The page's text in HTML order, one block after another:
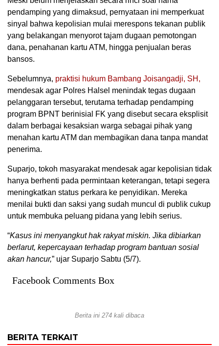
pendamping yang dimaksud, pernyataan ini memperkuat
sinyal bahwa kepolisian mulai merespons tekanan publik
yang belakangan menyorot tajam dugaan pemotongan
dana, penahanan kartu ATM, hingga penjualan beras
bansos.
Sebelumnya, praktisi hukum Bambang Joisangadji, SH,
mendesak agar Polres Halsel menindak tegas dugaan
pelanggaran tersebut, terutama terhadap pendamping
program BPNT berinisial FK yang disebut secara eksplisit
dalam berbagai kesaksian warga sebagai pihak yang
menahan kartu ATM dan membagikan dana tanpa mandat
penerima.
Suparjo, tokoh masyarakat mendesak agar kepolisian tidak
hanya berhenti pada permintaan keterangan, tetapi segera
meningkatkan status perkara ke penyidikan. Mereka
menilai bukti dan saksi yang sudah muncul di publik cukup
untuk membuka peluang pidana yang lebih serius.
“Kasus ini menyangkut hak rakyat miskin. Jika dibiarkan
berlarut, kepercayaan terhadap program bantuan sosial
akan hancur,” ujar Suparjo Sabtu (5/7).
Facebook Comments Box
Berita ini 274 kali dibaca
BERITA TERKAIT